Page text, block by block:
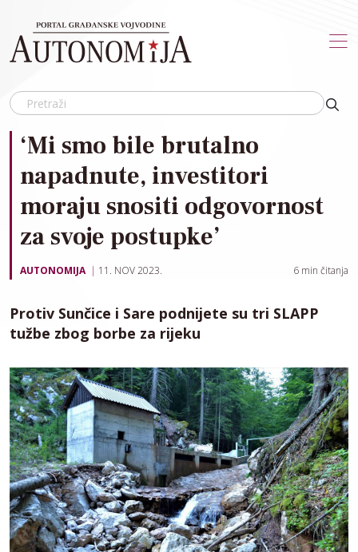
‘Mi smo bile brutalno
napadnute, investitori
moraju snositi odgovornost
za svoje postupke’
AUTONOMIJA 11. NOV 2023. 6 min čitanja
Protiv Sunčice i Sare podnijete su tri SLAPP
tužbe zbog borbe za rijeku